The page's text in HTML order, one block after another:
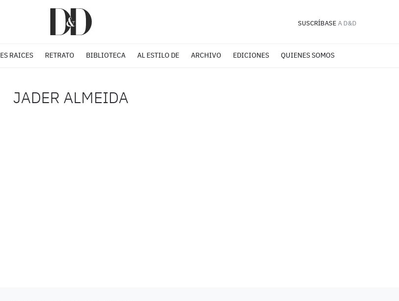
SUSCRÍBASE A D&D
RAICES RETRATO BIBLIOTECA AL ESTILO DE ARCHIVO EDICIONES QUIENES SOMOS
JADER ALMEIDA